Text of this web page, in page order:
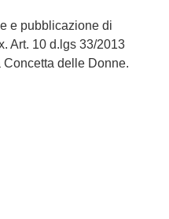
e pubblicazione di
Art. 10 d.lgs 33/2013
Concetta delle Donne.